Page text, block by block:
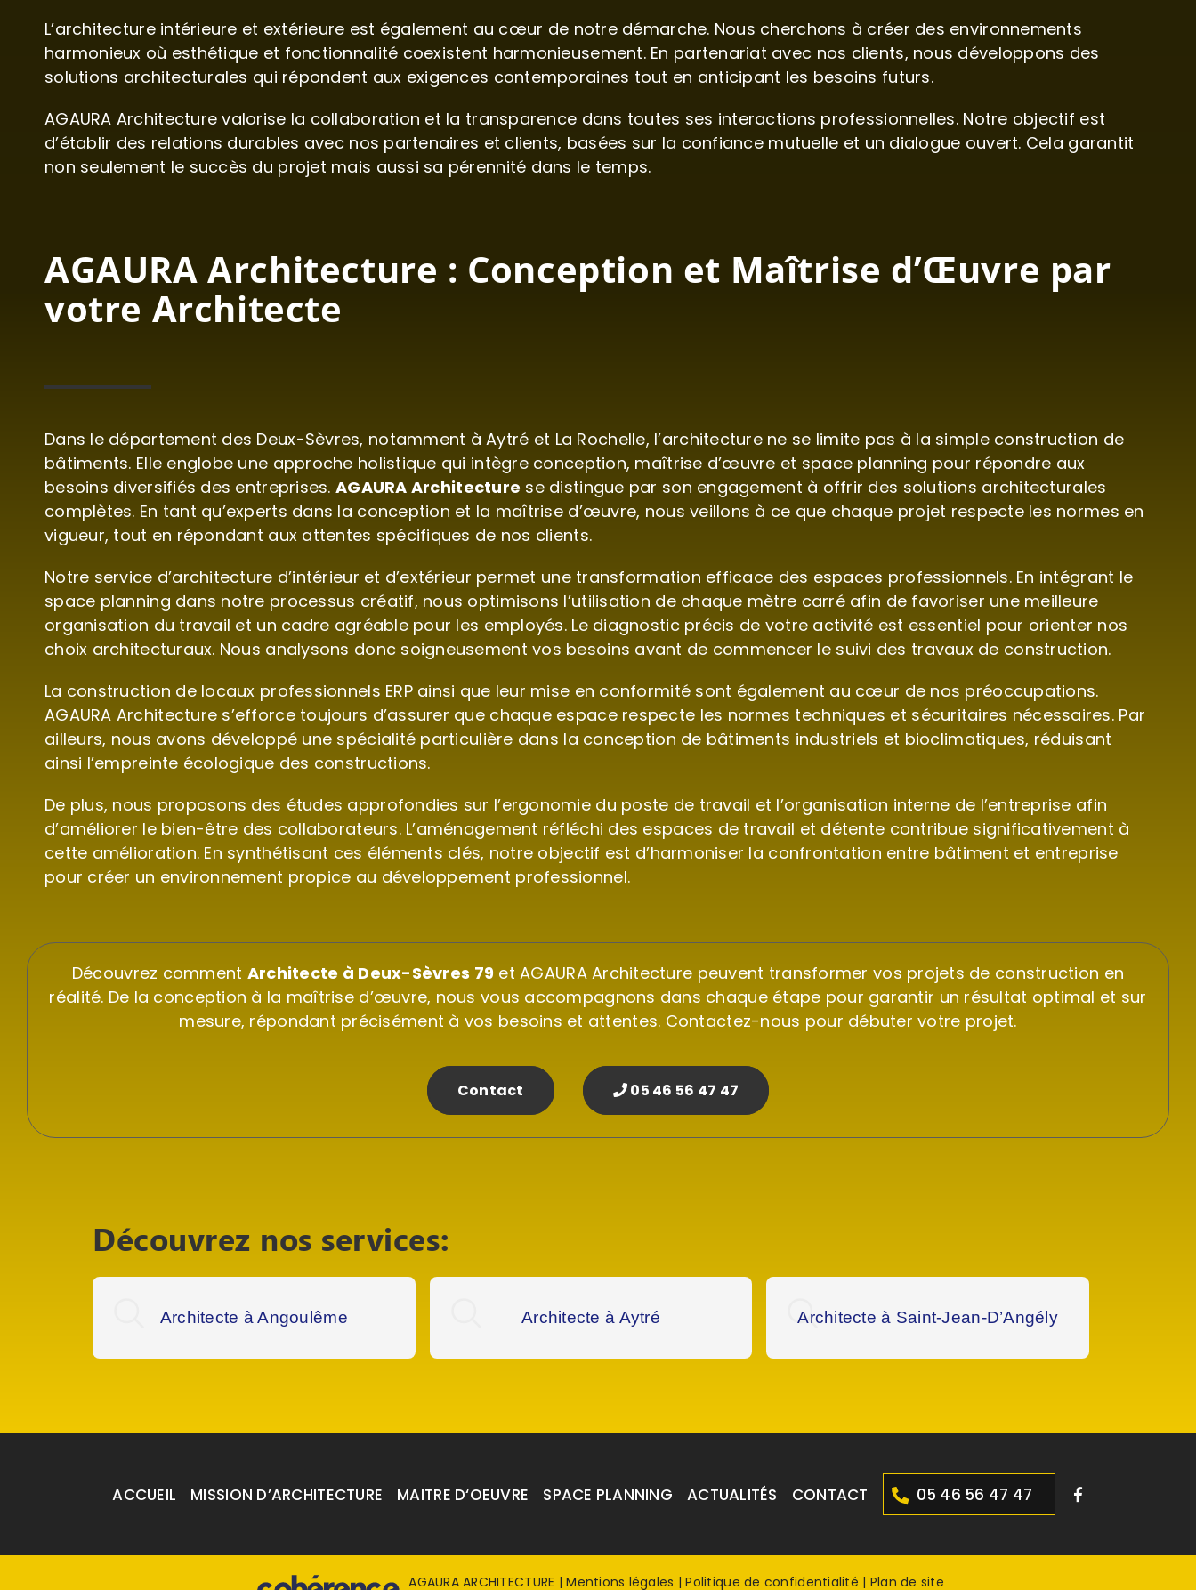
L’architecture intérieure et extérieure est également au cœur de notre démarche. Nous cherchons à créer des environnements
harmonieux où esthétique et fonctionnalité coexistent harmonieusement. En partenariat avec nos clients, nous développons des
solutions architecturales qui répondent aux exigences contemporaines tout en anticipant les besoins futurs.
AGAURA Architecture valorise la collaboration et la transparence dans toutes ses interactions professionnelles. Notre objectif est
d’établir des relations durables avec nos partenaires et clients, basées sur la confiance mutuelle et un dialogue ouvert. Cela garantit
non seulement le succès du projet mais aussi sa pérennité dans le temps.
AGAURA Architecture : Conception et Maîtrise d’Œuvre par
votre Architecte
Dans le département des Deux-Sèvres, notamment à Aytré et La Rochelle, l’architecture ne se limite pas à la simple construction de
bâtiments. Elle englobe une approche holistique qui intègre conception, maîtrise d’œuvre et space planning pour répondre aux
besoins diversifiés des entreprises. AGAURA Architecture se distingue par son engagement à offrir des solutions architecturales
complètes. En tant qu’experts dans la conception et la maîtrise d’œuvre, nous veillons à ce que chaque projet respecte les normes en
vigueur, tout en répondant aux attentes spécifiques de nos clients.
Notre service d’architecture d’intérieur et d’extérieur permet une transformation efficace des espaces professionnels. En intégrant le
space planning dans notre processus créatif, nous optimisons l’utilisation de chaque mètre carré afin de favoriser une meilleure
organisation du travail et un cadre agréable pour les employés. Le diagnostic précis de votre activité est essentiel pour orienter nos
choix architecturaux. Nous analysons donc soigneusement vos besoins avant de commencer le suivi des travaux de construction.
La construction de locaux professionnels ERP ainsi que leur mise en conformité sont également au cœur de nos préoccupations.
AGAURA Architecture s’efforce toujours d’assurer que chaque espace respecte les normes techniques et sécuritaires nécessaires. Par
ailleurs, nous avons développé une spécialité particulière dans la conception de bâtiments industriels et bioclimatiques, réduisant
ainsi l’empreinte écologique des constructions.
De plus, nous proposons des études approfondies sur l’ergonomie du poste de travail et l’organisation interne de l’entreprise afin
d’améliorer le bien-être des collaborateurs. L’aménagement réfléchi des espaces de travail et détente contribue significativement à
cette amélioration. En synthétisant ces éléments clés, notre objectif est d’harmoniser la confrontation entre bâtiment et entreprise
pour créer un environnement propice au développement professionnel.
Découvrez comment Architecte à Deux-Sèvres 79 et AGAURA Architecture peuvent transformer vos projets de construction en
réalité. De la conception à la maîtrise d’œuvre, nous vous accompagnons dans chaque étape pour garantir un résultat optimal et sur
mesure, répondant précisément à vos besoins et attentes. Contactez-nous pour débuter votre projet.
Contact 05 46 56 47 47
Découvrez nos services:
Architecte à Angoulême Architecte à Aytré Architecte à Saint-Jean-D’Angély
ACCUEIL MISSION D’ARCHITECTURE MAITRE D‘OEUVRE SPACE PLANNING ACTUALITÉS CONTACT 05 46 56 47 47
AGAURA ARCHITECTURE | Mentions légales | Politique de confidentialité | Plan de site